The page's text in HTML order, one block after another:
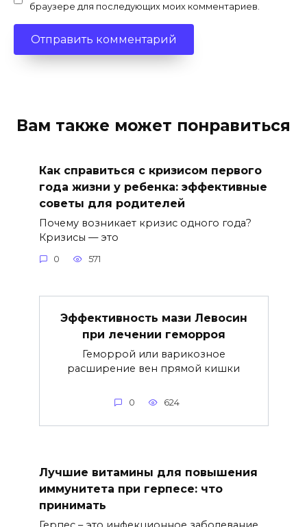
браузере для последующих моих комментариев.
Вам также может понравиться
Как справиться с кризисом первого
года жизни у ребенка: эффективные
советы для родителей
Почему возникает кризис одного года?
Кризисы — это
0 571
Эффективность мази Левосин
при лечении геморроя
Геморрой или варикозное
расширение вен прямой кишки
0 624
Лучшие витамины для повышения
иммунитета при герпесе: что
принимать